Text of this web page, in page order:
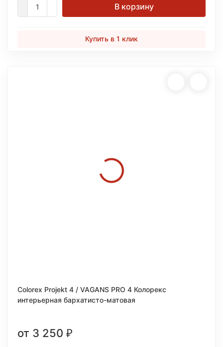
В корзину
Купить в 1 клик
Colorex Projekt 4 / VAGANS PRO 4 Колорекс
интерьерная бархатисто-матовая
от 3 250 ₽